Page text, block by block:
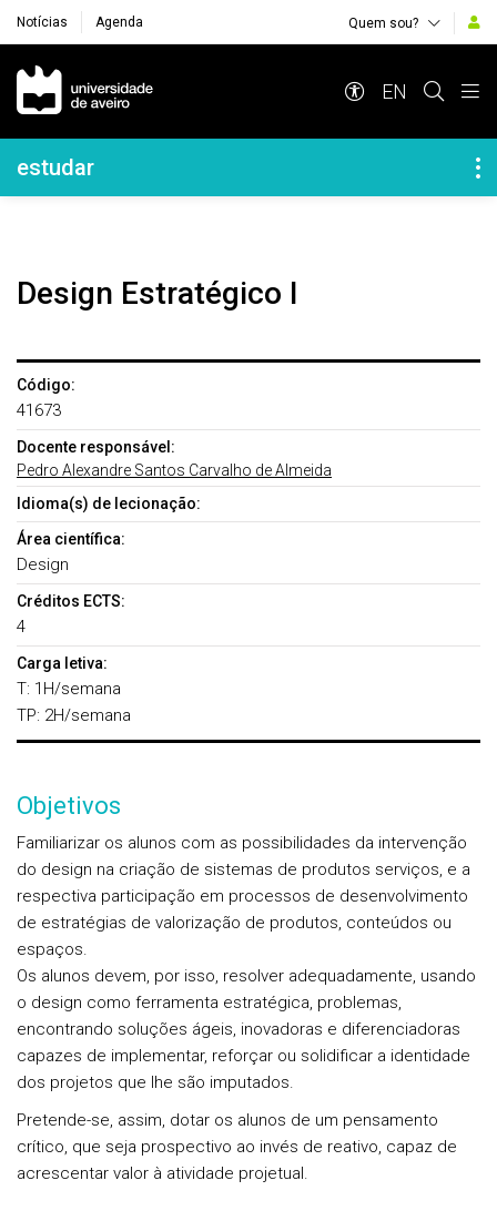
Notícias Agenda Quem sou?
Navegação Principal
EN
Navegação Lateral
estudar
Design Estratégico I
Código:
41673
Docente responsável:
Pedro Alexandre Santos Carvalho de Almeida
Idioma(s) de lecionação:
Área científica:
Design
Créditos ECTS:
4
Carga letiva:
T: 1H/semana
TP: 2H/semana
Objetivos
Familiarizar os alunos com as possibilidades da intervenção
do design na criação de sistemas de produtos­ serviços, e a
respectiva participação em processos de desenvolvimento
de estratégias de valorização de produtos, conteúdos ou
espaços.
Os alunos devem, por isso, resolver adequadamente, usando
o design como ferramenta estratégica, problemas,
encontrando soluções ágeis, inovadoras e diferenciadoras
capazes de implementar, reforçar ou solidificar a identidade
dos projetos que lhe são imputados.
Pretende­-se, assim, dotar os alunos de um pensamento
crítico, que seja prospectivo ao invés de reativo, capaz de
acrescentar valor à atividade projetual.